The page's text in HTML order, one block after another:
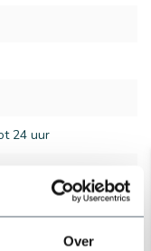
Over
24 uur